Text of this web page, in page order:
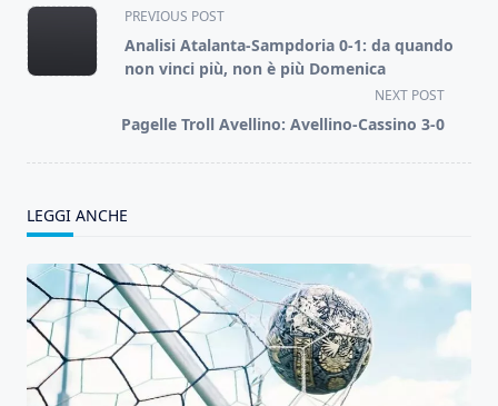
<span
class="nav-
subtitle
PREVIOUS POST
Analisi Atalanta-Sampdoria 0-1: da quando
non vinci più, non è più Domenica
NEXT POST
Pagelle Troll Avellino: Avellino-Cassino 3-0
LEGGI ANCHE